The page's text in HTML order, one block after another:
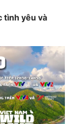
tình yêu và